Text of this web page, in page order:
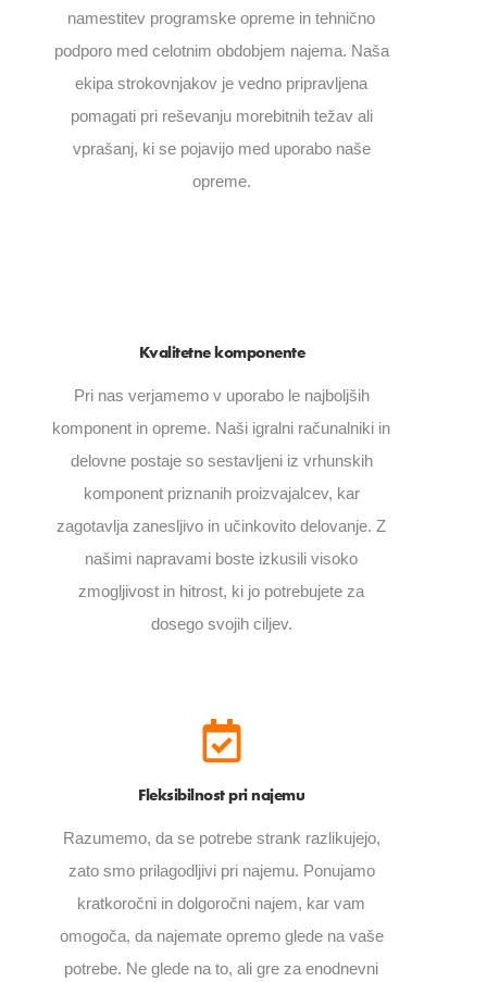
namestitev programske opreme in tehnično
podporo med celotnim obdobjem najema. Naša
ekipa strokovnjakov je vedno pripravljena
pomagati pri reševanju morebitnih težav ali
vprašanj, ki se pojavijo med uporabo naše
opreme.
Kvalitetne komponente
Pri nas verjamemo v uporabo le najboljših
komponent in opreme. Naši igralni računalniki in
delovne postaje so sestavljeni iz vrhunskih
komponent priznanih proizvajalcev, kar
zagotavlja zanesljivo in učinkovito delovanje. Z
našimi napravami boste izkusili visoko
zmogljivost in hitrost, ki jo potrebujete za
dosego svojih ciljev.
Fleksibilnost pri najemu
Razumemo, da se potrebe strank razlikujejo,
zato smo prilagodljivi pri najemu. Ponujamo
kratkoročni in dolgoročni najem, kar vam
omogoča, da najemate opremo glede na vaše
potrebe. Ne glede na to, ali gre za enodnevni